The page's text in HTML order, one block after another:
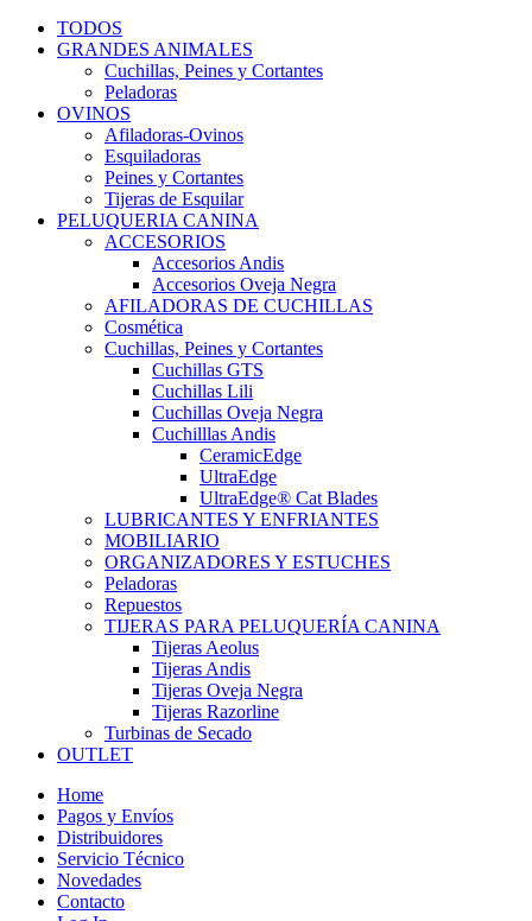
TODOS
GRANDES ANIMALES
Cuchillas, Peines y Cortantes
Peladoras
OVINOS
Afiladoras-Ovinos
Esquiladoras
Peines y Cortantes
Tijeras de Esquilar
PELUQUERIA CANINA
ACCESORIOS
Accesorios Andis
Accesorios Oveja Negra
AFILADORAS DE CUCHILLAS
Cosmética
Cuchillas, Peines y Cortantes
Cuchillas GTS
Cuchillas Lili
Cuchillas Oveja Negra
Cuchilllas Andis
CeramicEdge
UltraEdge
UltraEdge® Cat Blades
LUBRICANTES Y ENFRIANTES
MOBILIARIO
ORGANIZADORES Y ESTUCHES
Peladoras
Repuestos
TIJERAS PARA PELUQUERÍA CANINA
Tijeras Aeolus
Tijeras Andis
Tijeras Oveja Negra
Tijeras Razorline
Turbinas de Secado
OUTLET
Home
Pagos y Envíos
Distribuidores
Servicio Técnico
Novedades
Contacto